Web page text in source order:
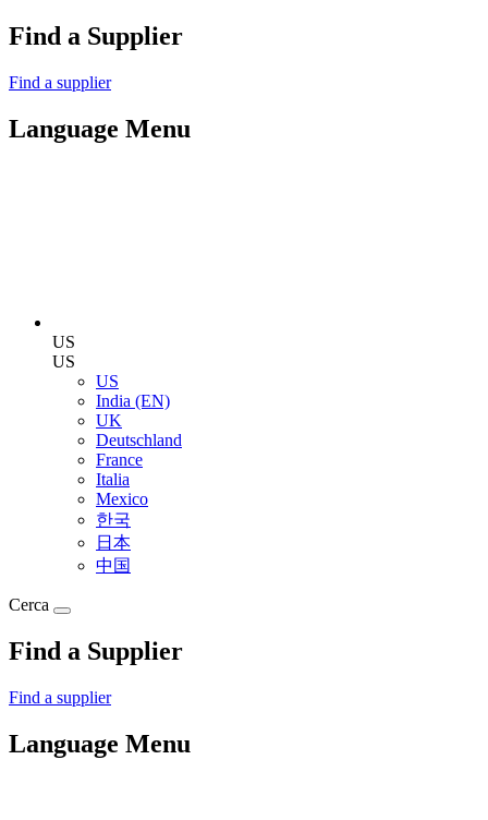
Find a Supplier
Find a supplier
Language Menu
US
US
US
India (EN)
UK
Deutschland
France
Italia
Mexico
한국
日本
中国
Cerca
Find a Supplier
Find a supplier
Language Menu